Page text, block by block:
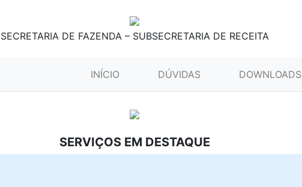
SECRETARIA DE FAZENDA – SUBSECRETARIA DE RECEITA
INÍCIO (CURRENT)DÚVIDAS DOWNLOADS
SERVIÇOS EM DESTAQUE